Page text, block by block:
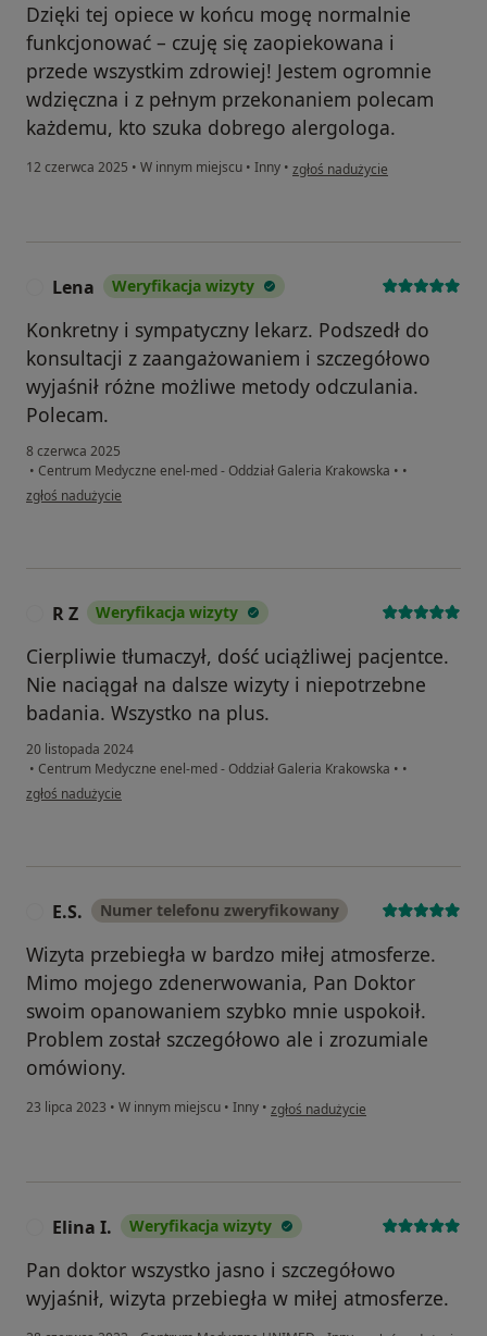
Dzięki tej opiece w końcu mogę normalnie
funkcjonować – czuję się zaopiekowana i
przede wszystkim zdrowiej! Jestem ogromnie
wdzięczna i z pełnym przekonaniem polecam
każdemu, kto szuka dobrego alergologa.
12 czerwca 2025 • W innym miejscu • Inny • w opinii użytkownika ABG
zgłoś nadużycie
Lena Weryfikacja wizyty
Konkretny i sympatyczny lekarz. Podszedł do
konsultacji z zaangażowaniem i szczegółowo
wyjaśnił różne możliwe metody odczulania.
Polecam.
8 czerwca 2025
• Centrum Medyczne enel-med - Oddział Galeria Krakowska • •
w opinii użytkownika Lena
zgłoś nadużycie
R Z Weryfikacja wizyty
Cierpliwie tłumaczył, dość uciążliwej pacjentce.
Nie naciągał na dalsze wizyty i niepotrzebne
badania. Wszystko na plus.
20 listopada 2024
• Centrum Medyczne enel-med - Oddział Galeria Krakowska • •
w opinii użytkownika R Z
zgłoś nadużycie
E.S. Numer telefonu zweryfikowany
Wizyta przebiegła w bardzo miłej atmosferze.
Mimo mojego zdenerwowania, Pan Doktor
swoim opanowaniem szybko mnie uspokoił.
Problem został szczegółowo ale i zrozumiale
omówiony.
23 lipca 2023 • W innym miejscu • Inny • w opinii użytkownika E.S.
zgłoś nadużycie
Elina I. Weryfikacja wizyty
Pan doktor wszystko jasno i szczegółowo
wyjaśnił, wizyta przebiegła w miłej atmosferze.